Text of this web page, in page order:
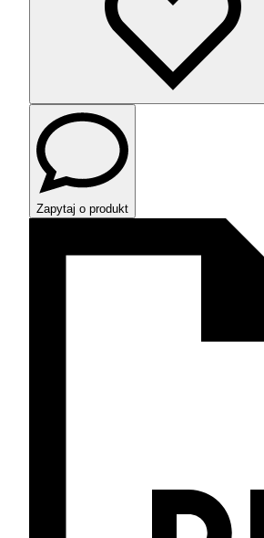
Zapytaj o produkt